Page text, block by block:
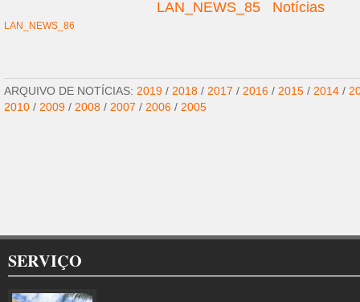
LAN_NEWS_85 Notícias
LAN_NEWS_86
ARQUIVO DE NOTÍCIAS: 2019 / 2018 / 2017 / 2016 / 2015 / 2014 /
2010 / 2009 / 2008 / 2007 / 2006 / 2005
SERVIÇO